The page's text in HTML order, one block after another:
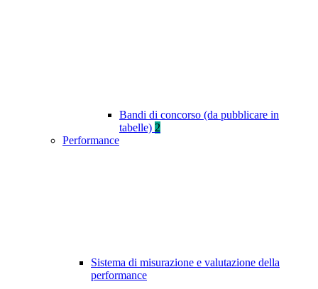
Bandi di concorso (da pubblicare in
tabelle) 2
Performance
Sistema di misurazione e valutazione della
performance